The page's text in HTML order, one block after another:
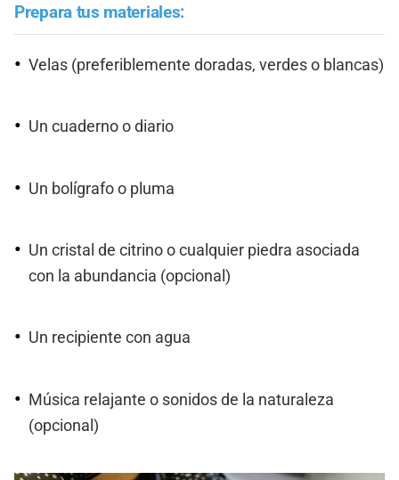
Prepara tus materiales:
Velas (preferiblemente doradas, verdes o blancas)
Un cuaderno o diario
Un bolígrafo o pluma
Un cristal de citrino o cualquier piedra asociada
con la abundancia (opcional)
Un recipiente con agua
Música relajante o sonidos de la naturaleza
(opcional)